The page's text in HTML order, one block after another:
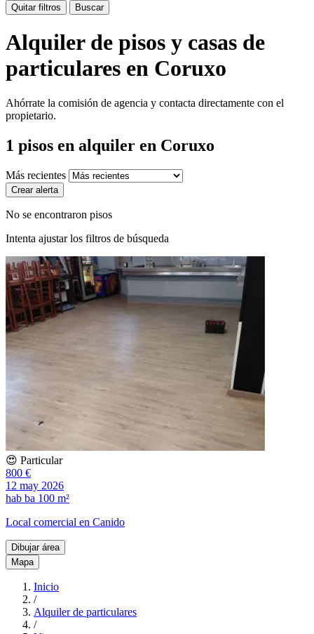
Quitar filtros Buscar
Alquiler de pisos y casas de
particulares en Coruxo
Ahórrate la comisión de agencia y contacta directamente con el
propietario.
1 pisos en alquiler en Coruxo
Más recientes
Crear alerta
No se encontraron pisos
Intenta ajustar los filtros de búsqueda
😍 Particular
800 €
12 may 2026
hab ba 100 m²
Local comercial en Canido
Dibujar área
Mapa
Inicio
/
Alquiler de particulares
/